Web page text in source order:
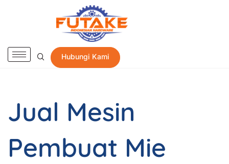
Hubungi Kami
Jual Mesin
Pembuat Mie